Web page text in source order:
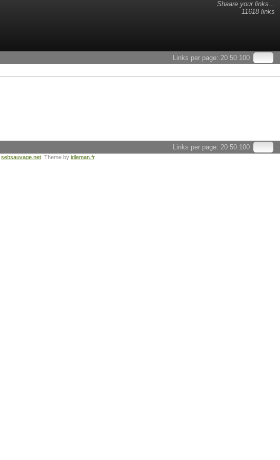
Shaare your links...
11618 links
Links per page: 20 50 100
Links per page: 20 50 100
sebsauvage.net . Theme by idleman.fr.